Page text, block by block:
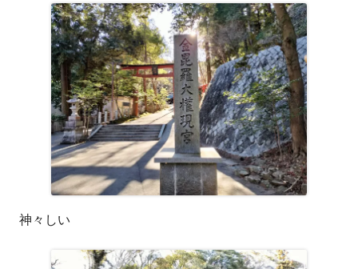
い
ウ
ィ
ン
ド
ウ
で
開
き
神々しい